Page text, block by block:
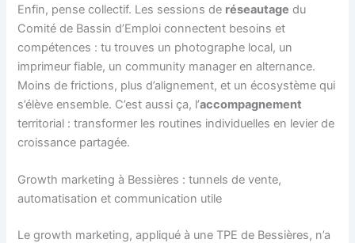
Enfin, pense collectif. Les sessions de réseautage du
Comité de Bassin d’Emploi connectent besoins et
compétences : tu trouves un photographe local, un
imprimeur fiable, un community manager en alternance.
Moins de frictions, plus d’alignement, et un écosystème qui
s’élève ensemble. C’est aussi ça, l’accompagnement
territorial : transformer les routines individuelles en levier de
croissance partagée.
Growth marketing à Bessières : tunnels de vente,
automatisation et communication utile
Le growth marketing, appliqué à une TPE de Bessières, n’a